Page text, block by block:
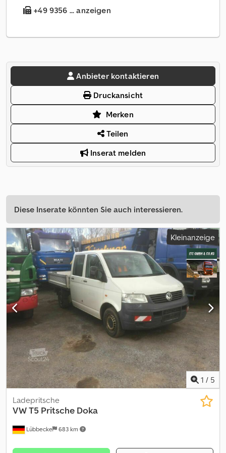
+49 9356 ... anzeigen
Anbieter kontaktieren
Druckansicht
Merken
Teilen
Inserat melden
Diese Inserate könnten Sie auch interessieren.
Kleinanzeige
1 / 5
Lübbecke 683 km
Ladepritsche
VWT5 Pritsche Doka